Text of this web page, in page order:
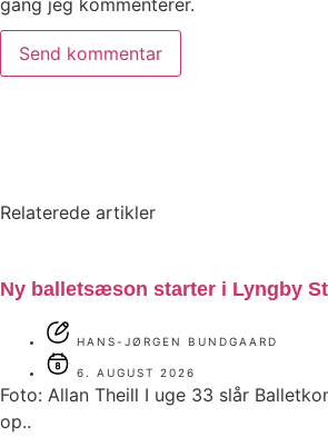
gang jeg kommenterer.
Relaterede artikler
Ny balletsæson starter i Lyngby
HANS-JØRGEN BUNDGAARD
6. AUGUST 2026
Foto: Allan Theill I uge 33 slår
op..